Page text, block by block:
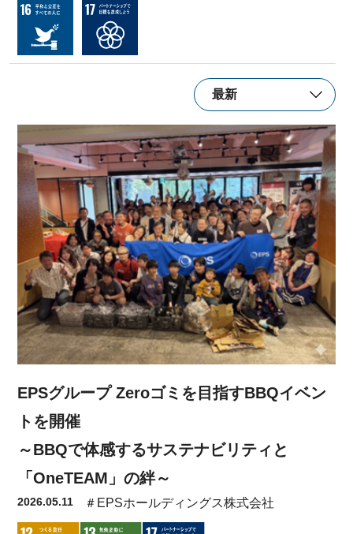
EPSグループ Zeroゴミを目指すBBQイベン
トを開催
～BBQで体感するサステナビリティと
「OneTEAM」の絆～
2026.05.11 ＃EPSホールディングス株式会社